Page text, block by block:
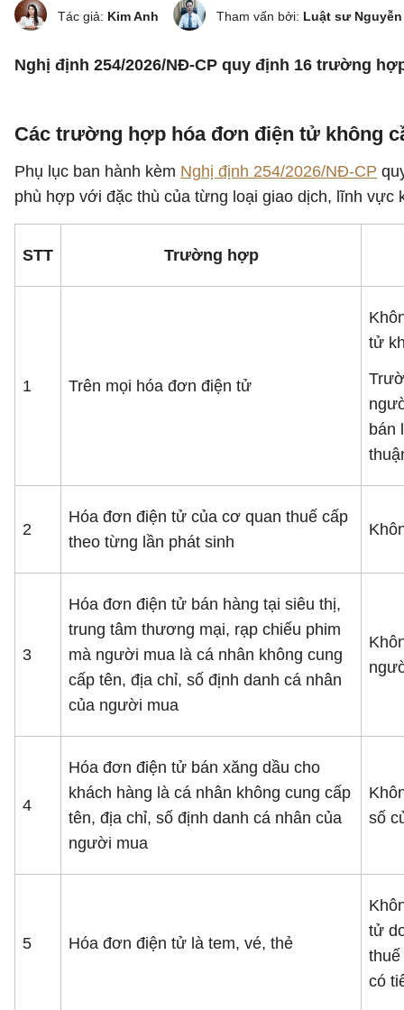
Tác giả: Kim Anh Tham vấn bởi: Luật sư
Nghị định 254/2026/NĐ-CP quy định 16 trường
Các trường hợp hóa đơn điện tử không
Phụ lục ban hành kèm Nghị định 254/2026/NĐ-CP
phù hợp với đặc thù của từng loại giao dịch, lĩnh
STT Trường hợp
1 Trên mọi hóa đơn điện tử
tử
bán
2
Hóa đơn điện tử của cơ quan thuế cấp
theo từng lần phát sinh
3
Hóa đơn điện tử bán hàng tại siêu thị,
trung tâm thương mại, rạp chiếu phim
mà người mua là cá nhân không cung
cấp tên, địa chỉ, số định danh cá nhân
của người mua
4
Hóa đơn điện tử bán xăng dầu cho
khách hàng là cá nhân không cung cấp
tên, địa chỉ, số định danh cá nhân của
người mua
số
5 Hóa đơn điện tử là tem, vé, thẻ
tử
có